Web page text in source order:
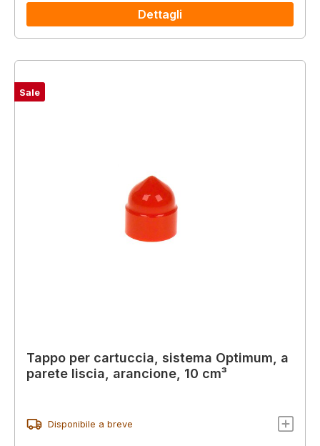
Dettagli
Sale
Tappo per cartuccia, sistema Optimum, a
parete liscia, arancione, 10 cm³
Disponibile a breve